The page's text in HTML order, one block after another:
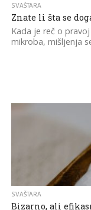
SVAŠTARA
Znate li šta se
Kada je reč o
mikroba, mišljenja
SVAŠTARA
Bizarno, ali